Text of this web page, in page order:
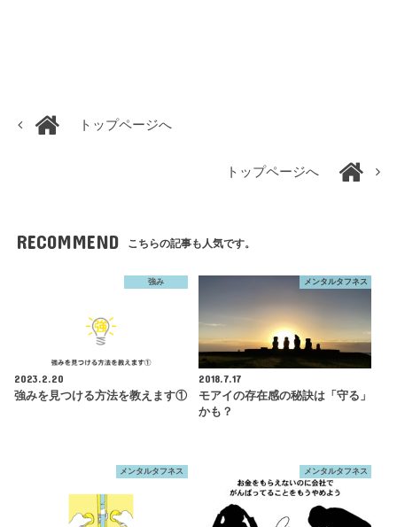
トップページへ
トップページへ
RECOMMEND こちらの記事も人気です。
強み
2023.2.20
強みを見つける方法を教えます①
メンタルタフネス
2018.7.17
モアイの存在感の秘訣は「守る」
かも？
メンタルタフネス メンタルタフネス